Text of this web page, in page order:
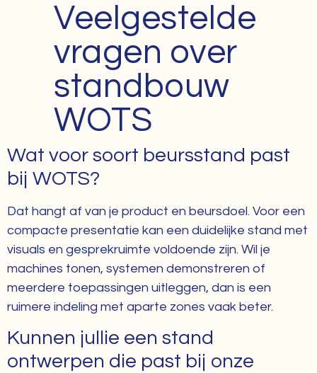
Veelgestelde
vragen over
standbouw
WOTS
Wat voor soort beursstand past
bij WOTS?
Dat hangt af van je product en beursdoel. Voor een
compacte presentatie kan een duidelijke stand met
visuals en gesprekruimte voldoende zijn. Wil je
machines tonen, systemen demonstreren of
meerdere toepassingen uitleggen, dan is een
ruimere indeling met aparte zones vaak beter.
Kunnen jullie een stand
ontwerpen die past bij onze